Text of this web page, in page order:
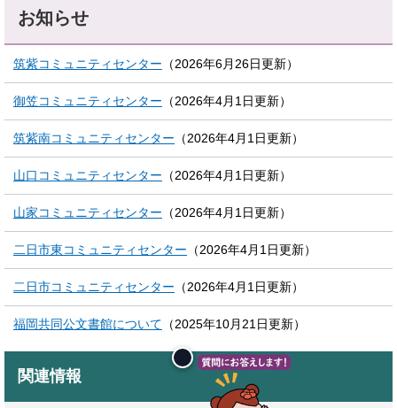
お知らせ
筑紫コミュニティセンター （2026年6月26日更新）
御笠コミュニティセンター （2026年4月1日更新）
筑紫南コミュニティセンター （2026年4月1日更新）
山口コミュニティセンター （2026年4月1日更新）
山家コミュニティセンター （2026年4月1日更新）
二日市東コミュニティセンター （2026年4月1日更新）
二日市コミュニティセンター （2026年4月1日更新）
福岡共同公文書館について （2025年10月21日更新）
関連情報